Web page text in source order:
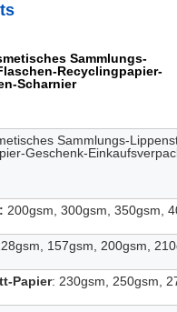
Sammlungs-
Recyclingpapier-
Scharnier
Sammlungs-
Geschenk-
200gsm, 300gsm, 350gsm,
157gsm, 200gsm,
Papier: 230gsm, 250gsm,